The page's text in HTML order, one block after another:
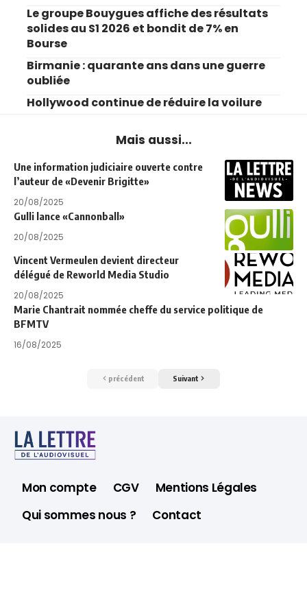
Le groupe Bouygues affiche des résultats
solides au S1 2026 et bondit de 7% en
Bourse
Birmanie : quarante ans dans une guerre
oubliée
Hollywood continue de réduire la voilure
Mais aussi...
Une information judiciaire ouverte contre
l’auteur de «Devenir Brigitte»
20/08/2025
Gulli lance «Cannonball»
20/08/2025
Vincent Vermeulen devient directeur
délégué de Reworld Media Studio
20/08/2025
Marie Chantrait nommée cheffe du service politique de
BFMTV
16/08/2025
précédent Suivant
Mon compte CGV
Mentions Légales
Qui sommes nous ?
Contact